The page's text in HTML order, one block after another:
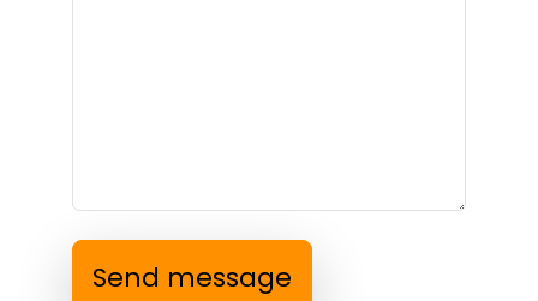
Send message